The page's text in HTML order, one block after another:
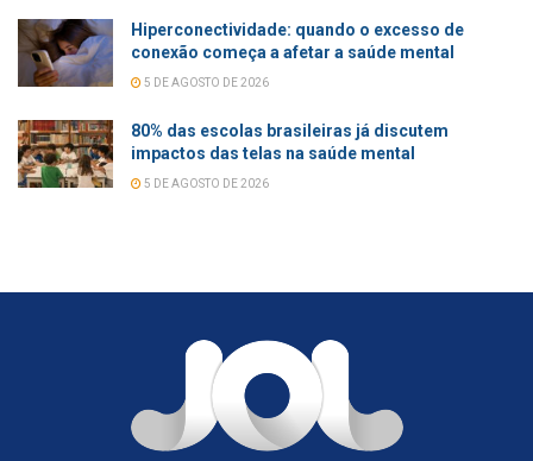
Hiperconectividade: quando o excesso de
conexão começa a afetar a saúde mental
5 DE AGOSTO DE 2026
80% das escolas brasileiras já discutem
impactos das telas na saúde mental
5 DE AGOSTO DE 2026